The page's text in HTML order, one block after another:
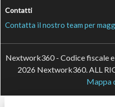
Contatti
Contatta il nostro team per
Nextwork360 - Codice fiscale
2026 Nextwork360. ALL
Mappa